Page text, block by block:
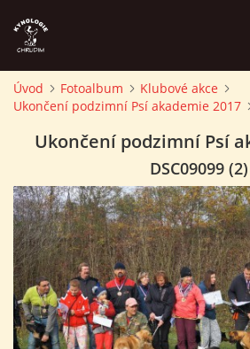
ÚVOD
ZÁVODY A PROPOZICE
PSÍ AKADEMIE
PŘÍSPĚVKY A POPLATKY
Úvod Fotoalbum
Klubové akce
Ukončení podzimní Psí akademie 2017
Ukončení podzimní Psí
DSC09099 (2)